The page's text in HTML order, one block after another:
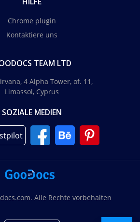
Chrome plugin
Kontaktiere uns
TEAM LTD
4 Alpha Tower, of. 11,
Limassol, Cyprus
SOZIALE MEDIEN
Alle Rechte vorbehalten